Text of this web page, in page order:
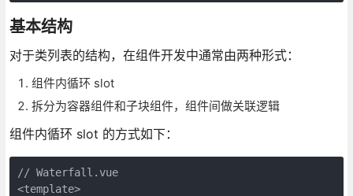
基本结构
对于类列表的结构，在组件开发中通常由两种形式：
组件内循环 slot
拆分为容器组件和子块组件，组件间做关联逻辑
组件内循环 slot 的方式如下：
// Waterfall.vue
<template>